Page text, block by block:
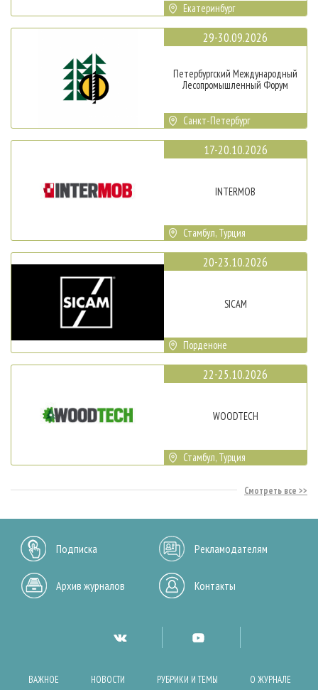
Екатеринбург
29-30.09.2026
Петербургский Международный
Лесопромышленный Форум
Санкт-Петербург
17-20.10.2026
INTERMOB
Стамбул, Турция
20-23.10.2026
SICAM
Порденоне
22-25.10.2026
WOODTECH
Стамбул, Турция
Смотреть все
Подписка Рекламодателям
Архив журналов Контакты
ВАЖНОЕ НОВОСТИ РУБРИКИ И ТЕМЫ О ЖУРНАЛЕ